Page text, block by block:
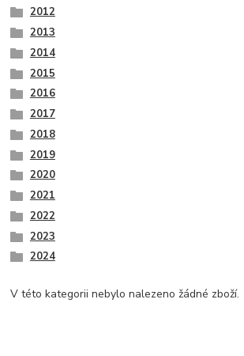
2012
2013
2014
2015
2016
2017
2018
2019
2020
2021
2022
2023
2024
V této kategorii nebylo nalezeno žádné zboží.